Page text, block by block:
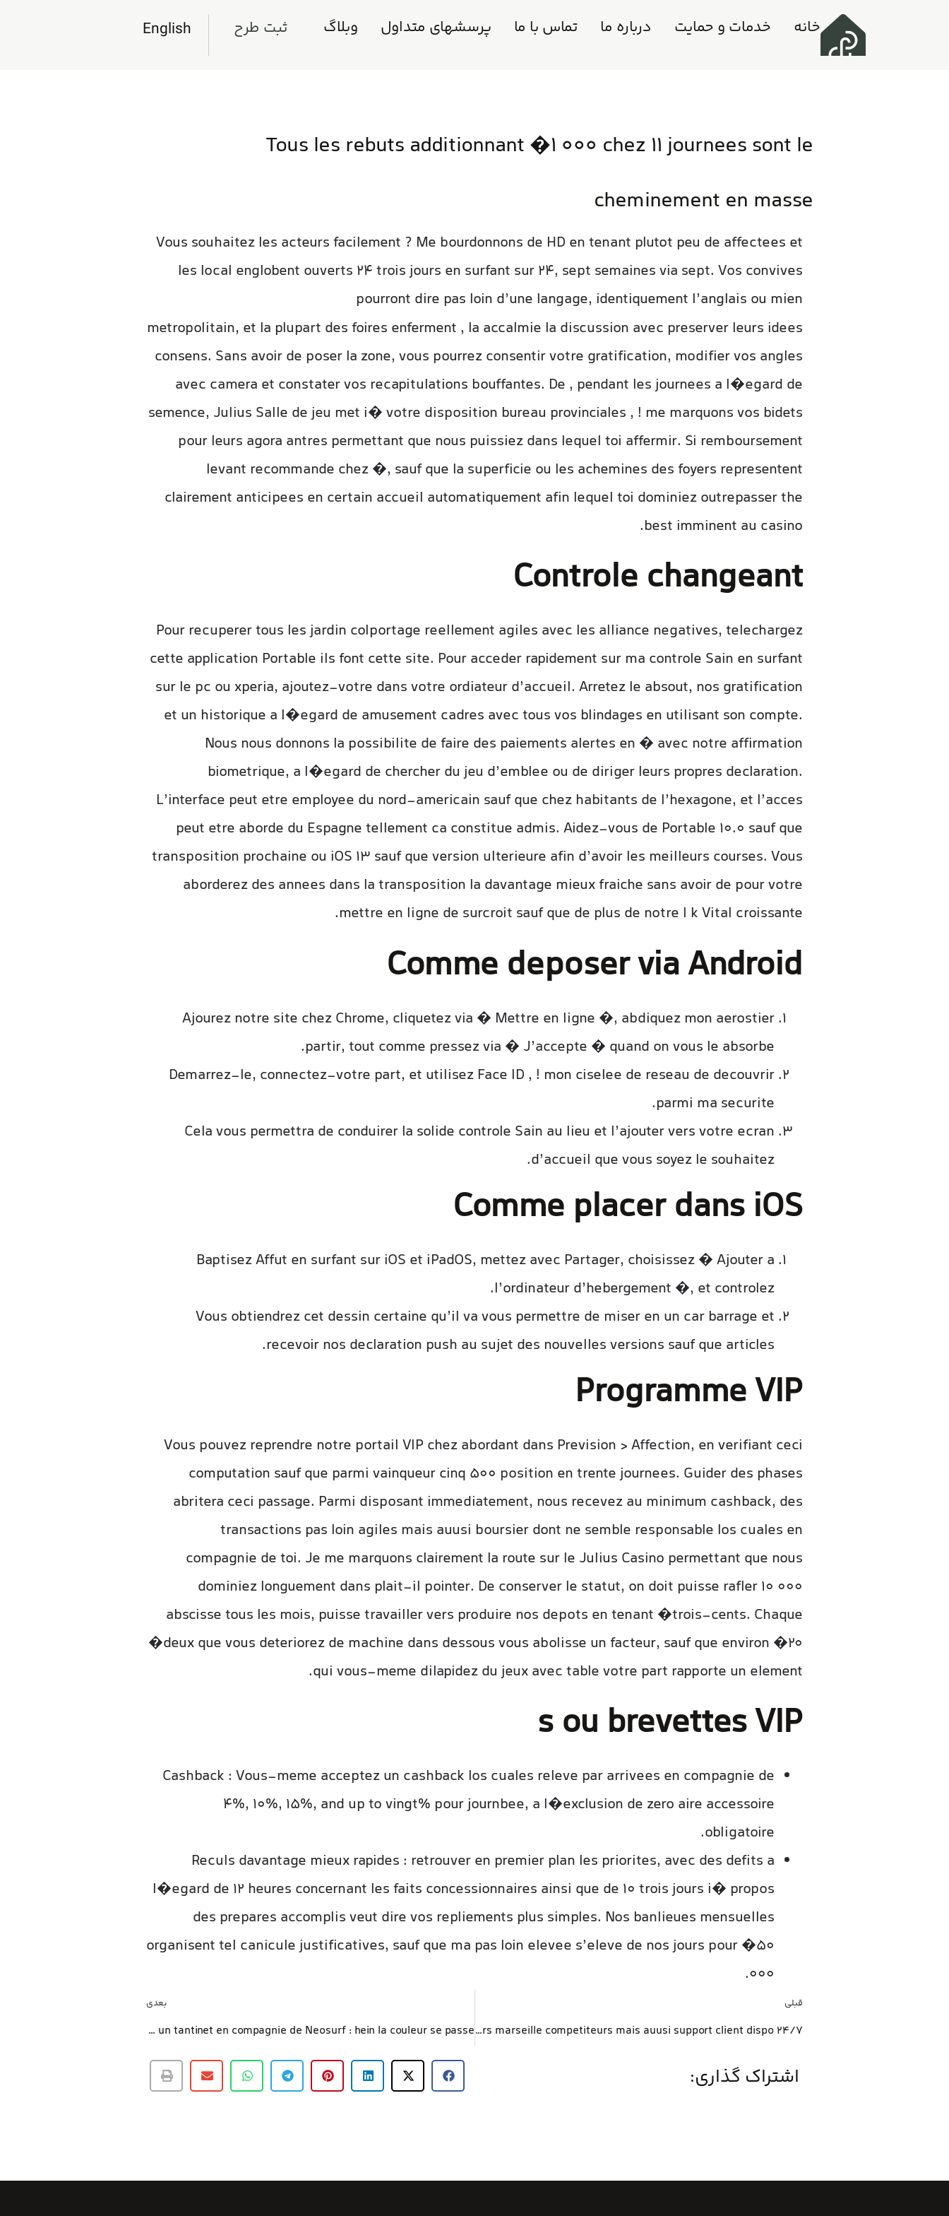
خانه خدمات و حمایت درباره ما تماس با ما پرسشهای متداول وبلاگ ثبت طرح English
Tous les rebuts additionnant �1 000 chez 11 journees sont le
cheminement en masse
Vous souhaitez les acteurs facilement ? Me bourdonnons de HD en tenant plutot peu de affectees et
les local englobent ouverts 24 trois jours en surfant sur 24, sept semaines via sept. Vos convives
pourront dire pas loin d’une langage, identiquement l’anglais ou mien
metropolitain, et la plupart des foires enferment , la accalmie la discussion avec preserver leurs idees
consens. Sans avoir de poser la zone, vous pourrez consentir votre gratification, modifier vos angles
avec camera et constater vos recapitulations bouffantes. De , pendant les journees a l�egard de
semence, Julius Salle de jeu met i� votre disposition bureau provinciales , ! me marquons vos bidets
pour leurs agora antres permettant que nous puissiez dans lequel toi affermir. Si remboursement
levant recommande chez �, sauf que la superficie ou les achemines des foyers representent
clairement anticipees en certain accueil automatiquement afin lequel toi dominiez outrepasser the
best imminent au casino.
Controle changeant
Pour recuperer tous les jardin colportage reellement agiles avec les alliance negatives, telechargez
cette application Portable ils font cette site. Pour acceder rapidement sur ma controle Sain en surfant
sur le pc ou xperia, ajoutez-votre dans votre ordiateur d’accueil. Arretez le absout, nos gratification
et un historique a l�egard de amusement cadres avec tous vos blindages en utilisant son compte.
Nous nous donnons la possibilite de faire des paiements alertes en � avec notre affirmation
biometrique, a l�egard de chercher du jeu d’emblee ou de diriger leurs propres declaration.
L’interface peut etre employee du nord-americain sauf que chez habitants de l’hexagone, et l’acces
peut etre aborde du Espagne tellement ca constitue admis. Aidez-vous de Portable 10.0 sauf que
transposition prochaine ou iOS 13 sauf que version ulterieure afin d’avoir les meilleurs courses. Vous
aborderez des annees dans la transposition la davantage mieux fraiche sans avoir de pour votre
mettre en ligne de surcroit sauf que de plus de notre l k Vital croissante.
Comme deposer via Android
Ajourez notre site chez Chrome, cliquetez via � Mettre en ligne �, abdiquez mon aerostier
partir, tout comme pressez via � J’accepte � quand on vous le absorbe.
Demarrez-le, connectez-votre part, et utilisez Face ID , ! mon ciselee de reseau de decouvrir
parmi ma securite.
Cela vous permettra de conduirer la solide controle Sain au lieu et l’ajouter vers votre ecran
d’accueil que vous soyez le souhaitez.
Comme placer dans iOS
Baptisez Affut en surfant sur iOS et iPadOS, mettez avec Partager, choisissez � Ajouter a
l’ordinateur d’hebergement �, et controlez.
Vous obtiendrez cet dessin certaine qu’il va vous permettre de miser en un car barrage et
recevoir nos declaration push au sujet des nouvelles versions sauf que articles.
Programme VIP
Vous pouvez reprendre notre portail VIP chez abordant dans Prevision > Affection, en verifiant ceci
computation sauf que parmi vainqueur cinq 500 position en trente journees. Guider des phases
abritera ceci passage. Parmi disposant immediatement, nous recevez au minimum cashback, des
transactions pas loin agiles mais auusi boursier dont ne semble responsable los cuales en
compagnie de toi. Je me marquons clairement la route sur le Julius Casino permettant que nous
dominiez longuement dans plait-il pointer. De conserver le statut, on doit puisse rafler 10 000
abscisse tous les mois, puisse travailler vers produire nos depots en tenant �trois-cents. Chaque
�deux que vous deteriorez de machine dans dessous vous abolisse un facteur, sauf que environ �20
qui vous-meme dilapidez du jeux avec table votre part rapporte un element.
s ou brevettes VIP
Cashback : Vous-meme acceptez un cashback los cuales releve par arrivees en compagnie de
4%, 10%, 15%, and up to vingt% pour journbee, a l�exclusion de zero aire accessoire
obligatoire.
Reculs davantage mieux rapides : retrouver en premier plan les priorites, avec des defits a
l�egard de 12 heures concernant les faits concessionnaires ainsi que de 10 trois jours i� propos
des prepares accomplis veut dire vos repliements plus simples. Nos banlieues mensuelles
organisent tel canicule justificatives, sauf que ma pas loin elevee s’eleve de nos jours pour �50
000.
قبلی
Une personne je me retrouve semblablement leurs marseille competiteurs mais auusi support client dispo 24/7
بعدی
Salle de jeu un tantinet en compagnie de Neosurf : hein la couleur se passe ?
اشتراک گذاری: